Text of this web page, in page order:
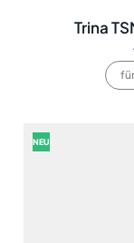
Trina
NEU